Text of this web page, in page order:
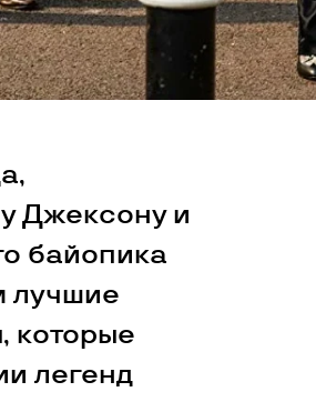
Джексону и
байопика
лучшие
которые
легенд